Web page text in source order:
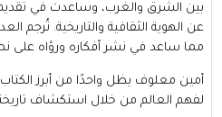
بين الشرق والغرب، وساعدت في
عن الهوية الثقافية والتاريخية. تُرجم
مما ساعد في نشر أفكاره ورؤاه على
أمين معلوف يظل واحدًا من أبرز
لفهم العالم من خلال استكشاف